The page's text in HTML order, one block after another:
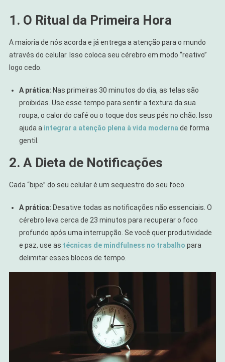
1. O Ritual da Primeira Hora
A maioria de nós acorda e já entrega a atenção para o mundo
através do celular. Isso coloca seu cérebro em modo “reativo”
logo cedo.
A prática: Nas primeiras 30 minutos do dia, as telas são
proibidas. Use esse tempo para sentir a textura da sua
roupa, o calor do café ou o toque dos seus pés no chão. Isso
ajuda a integrar a atenção plena à vida moderna de forma
gentil.
2. A Dieta de Notificações
Cada “bipe” do seu celular é um sequestro do seu foco.
A prática: Desative todas as notificações não essenciais. O
cérebro leva cerca de 23 minutos para recuperar o foco
profundo após uma interrupção. Se você quer produtividade
e paz, use as técnicas de mindfulness no trabalho para
delimitar esses blocos de tempo.